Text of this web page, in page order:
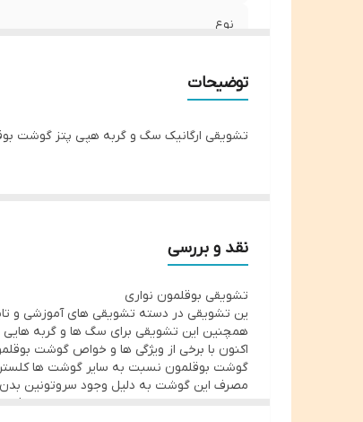
نوع
توضیحات
تشویقی ارگانیک سگ و گربه هپی پتز گوشت بوقلمون
نقد و بررسی
تشویقی بوقلمون نواری
ین تشویقی در دسته تشویقی های آموزشی و
همچنین این تشویقی برای سگ ها و گربه
اکنون با برخی از ویژگی ها و خواص گوشت
گوشت بوقلمون نسبت به سایر گوشت ها
مصرف این گوشت به دلیل وجود سروتونین بدن
همچنین به دلیل داشتن سلنیوم بالا سبب